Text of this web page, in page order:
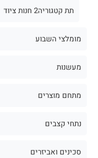
תת קטגוריה2 חנות ציוד
מומלצי השבוע
מעשנות
מתחם מוצרים
נתחי קצבים
סכינים ואביזרים